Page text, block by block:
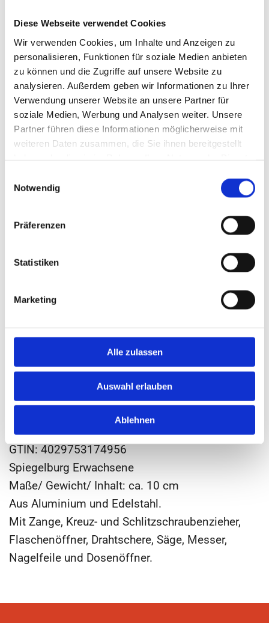
Diese Webseite verwendet Cookies
Wir verwenden Cookies, um Inhalte und Anzeigen zu
personalisieren, Funktionen für soziale Medien anbieten
zu können und die Zugriffe auf unsere Website zu
analysieren. Außerdem geben wir Informationen zu Ihrer
Verwendung unserer Website an unsere Partner für
soziale Medien, Werbung und Analysen weiter. Unsere
Partner führen diese Informationen möglicherweise mit
weiteren Daten zusammen, die Sie ihnen bereitgestellt
Notwendig
Präferenzen
Statistiken
Marketing
Alle zulassen
Auswahl erlauben
Ablehnen
Multi-tool Zange PINCH ME!
Urban&Gray von Spiegelburg
Geschätzte Lieferzeit: 3-4 Tage
11,95 €
Multi-tool Zange PINCH ME! Urban&Gray
Bestellnummer: 17495
GTIN: 4029753174956
Spiegelburg Erwachsene
Maße/ Gewicht/ Inhalt: ca. 10 cm
Aus Aluminium und Edelstahl.
Mit Zange, Kreuz- und Schlitzschraubenzieher,
Flaschenöffner, Drahtschere, Säge, Messer,
Nagelfeile und Dosenöffner.